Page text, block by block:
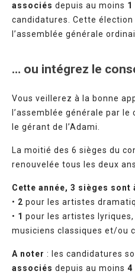
associés depuis au moins 1
candidatures. Cette
l’assemblée générale
… ou intégrez le
Vous veillerez à la bonne
l’assemblée générale par
le gérant de l’Adami.
La moitié des 6 sièges du
renouvelée tous les deux ans.
Cette année, 3 sièges sont
• 2 pour les artistes
• 1 pour les artistes
musiciens classiques et/ou
A noter : les candidatures
associés depuis au moins 4